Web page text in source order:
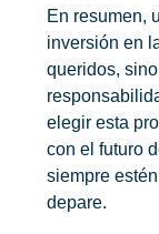
En resumen,
inversión en
queridos,
elegir esta
con el futuro
siempre
depare.